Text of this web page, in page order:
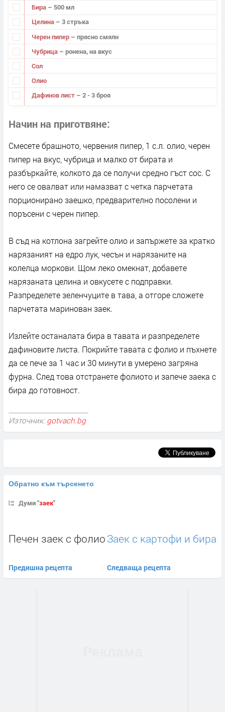
Бира – 500 мл
Целина – 3 стръка
Черен пипер – прясно смялн
Чубрица – ронена, на вкус
Сол
Олио
Дафинов лист – 2 - 3 броя
Начин на приготвяне
Смесете брашното, червения пипер, 1 с.л. олио, черен
пипер на вкус, чубрица и малко от бирата и
разбъркайте, колкото да се получи средно гъст сос. С
него се овалват или намазват с четка парчетата
порционирано заешко, предварително посолени и
поръсени с черен пипер.
В съд на котлона загрейте олио и запържете за кратко
нарязаният на едро лук, чесън и нарязаните на
колелца моркови. Щом леко омекнат, добавете
нарязаната целина и овкусете с подправки.
Разпределете зеленчуците в тава, а отгоре сложете
парчетата маринован заек.
Излейте останалата бира в тавата и разпределете
дафиновите листа. Покрийте тавата с фолио и пъхнете
да се пече за 1 час и 30 минути в умерено загряна
фурна. След това отстранете фолиото и запече заека с
бира до готовност.
Източник: gotvach.bg
Обратно към търсенето
Думи "заек"
Печен заек с фолио
Предишна рецепта
Заек с картофи и бира
Следваща рецепта